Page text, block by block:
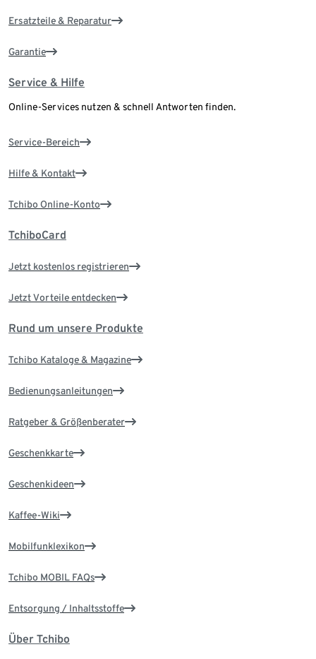
Ersatzteile & Reparatur
Garantie
Service & Hilfe
Online-Services nutzen & schnell Antworten finden.
Service-Bereich
Hilfe & Kontakt
Tchibo Online-Konto
TchiboCard
Jetzt kostenlos registrieren
Jetzt Vorteile entdecken
Rund um unsere Produkte
Tchibo Kataloge & Magazine
Bedienungsanleitungen
Ratgeber & Größenberater
Geschenkkarte
Geschenkideen
Kaffee-Wiki
Mobilfunklexikon
Tchibo MOBIL FAQs
Entsorgung / Inhaltsstoffe
Über Tchibo